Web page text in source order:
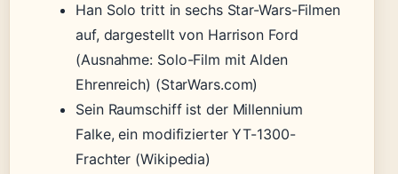
Han Solo tritt in sechs Star-Wars-Filmen
auf, dargestellt von Harrison Ford
(Ausnahme: Solo-Film mit Alden
Ehrenreich) (StarWars.com)
Sein Raumschiff ist der Millennium
Falke, ein modifizierter YT-1300-
Frachter (Wikipedia)